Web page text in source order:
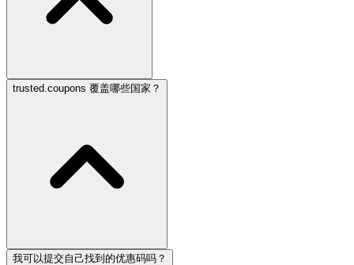
trusted.coupons 覆盖哪些国家？
我可以提交自己找到的优惠码吗？